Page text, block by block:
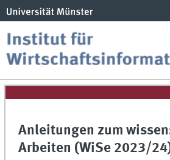
Anleitungen zum
Arbeiten (WiSe 2023/